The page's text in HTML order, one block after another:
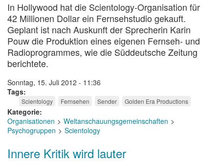
In Hollywood hat die Scientology-Organisation für
42 Millionen Dollar ein Fernsehstudio gekauft.
Geplant ist nach Auskunft der Sprecherin Karin
Pouw die Produktion eines eigenen Fernseh- und
Radioprogrammes, wie die Süddeutsche Zeitung
berichtete.
Sonntag, 15. Juli 2012 - 11:36
Tags
Scientology Fernsehen Sender Golden Era Productions
Kategorie
Organisationen
Weltanschauungsgemeinschaften
Psychogruppen
Scientology
Innere Kritik wird lauter